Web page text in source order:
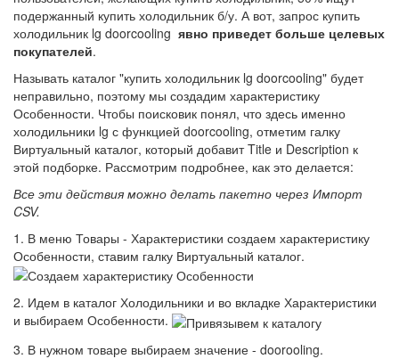
подержанный купить холодильник б/у. А вот, запрос купить
холодильник lg doorcooling явно приведет больше целевых
покупателей.
Называть каталог "купить холодильник lg doorcooling" будет
неправильно, поэтому мы создадим характеристику
Особенности. Чтобы поисковик понял, что здесь именно
холодильники lg с функцией doorcooling, отметим галку
Виртуальный каталог, который добавит Title и Description к
этой подборке. Рассмотрим подробнее, как это делается:
Все эти действия можно делать пакетно через Импорт
CSV.
1. В меню Товары - Характеристики создаем характеристику
Особенности, ставим галку Виртуальный каталог.
2. Идем в каталог Холодильники и во вкладке Характеристики
и выбираем Особенности.
3. В нужном товаре выбираем значение - doorooling.